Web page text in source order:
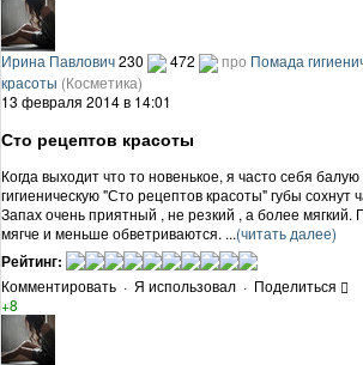
Ирина Павлович230 472 про Помада
красоты (Косметика)
13 февраля 2014 в 14:01
Сто рецептов красоты
Когда выходит что то новенькое, я часто себя
гигиеническую "Сто рецептов красоты" губы сохнут
Запах очень приятный , не резкий , а более мягкий.
мягче и меньше обветриваются. ...(читать далее)
Рейтинг:
Комментировать · Я использовал · Поделиться
+8